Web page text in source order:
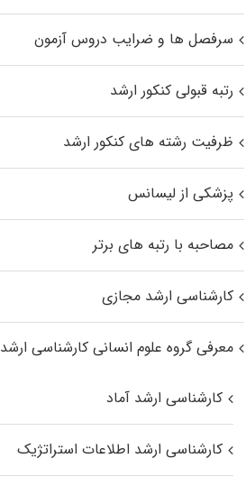
سرفصل ها و ضرایب دروس آزمون
رتبه قبولی کنکور ارشد
ظرفیت رشته های کنکور ارشد
پزشکی از لیسانس
مصاحبه با رتبه های برتر
کارشناسی ارشد مجازی
معرفی گروه علوم انسانی کارشناسی ارشد
کارشناسی ارشد آماد
کارشناسی ارشد اطلاعات استراتژیک